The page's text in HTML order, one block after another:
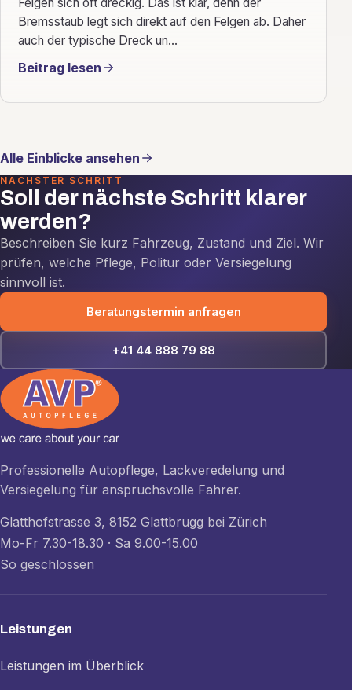
Bremsstaub legt sich direkt auf den Felgen ab. Daher
auch der typische Dreck un...
Beitrag lesen
Alle Einblicke ansehen
NÄCHSTER SCHRITT
Soll der nächste Schritt klarer
werden?
Beschreiben Sie kurz Fahrzeug, Zustand und Ziel. Wir
prüfen, welche Pflege, Politur oder Versiegelung
sinnvoll ist.
Beratungstermin anfragen
+41 44 888 79 88
Professionelle Autopflege, Lackveredelung und
Versiegelung für anspruchsvolle Fahrer.
Glatthofstrasse 3, 8152 Glattbrugg bei Zürich
Mo-Fr 7.30-18.30 · Sa 9.00-15.00
So geschlossen
Leistungen
Leistungen im Überblick